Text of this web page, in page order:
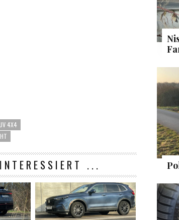
4X4
...